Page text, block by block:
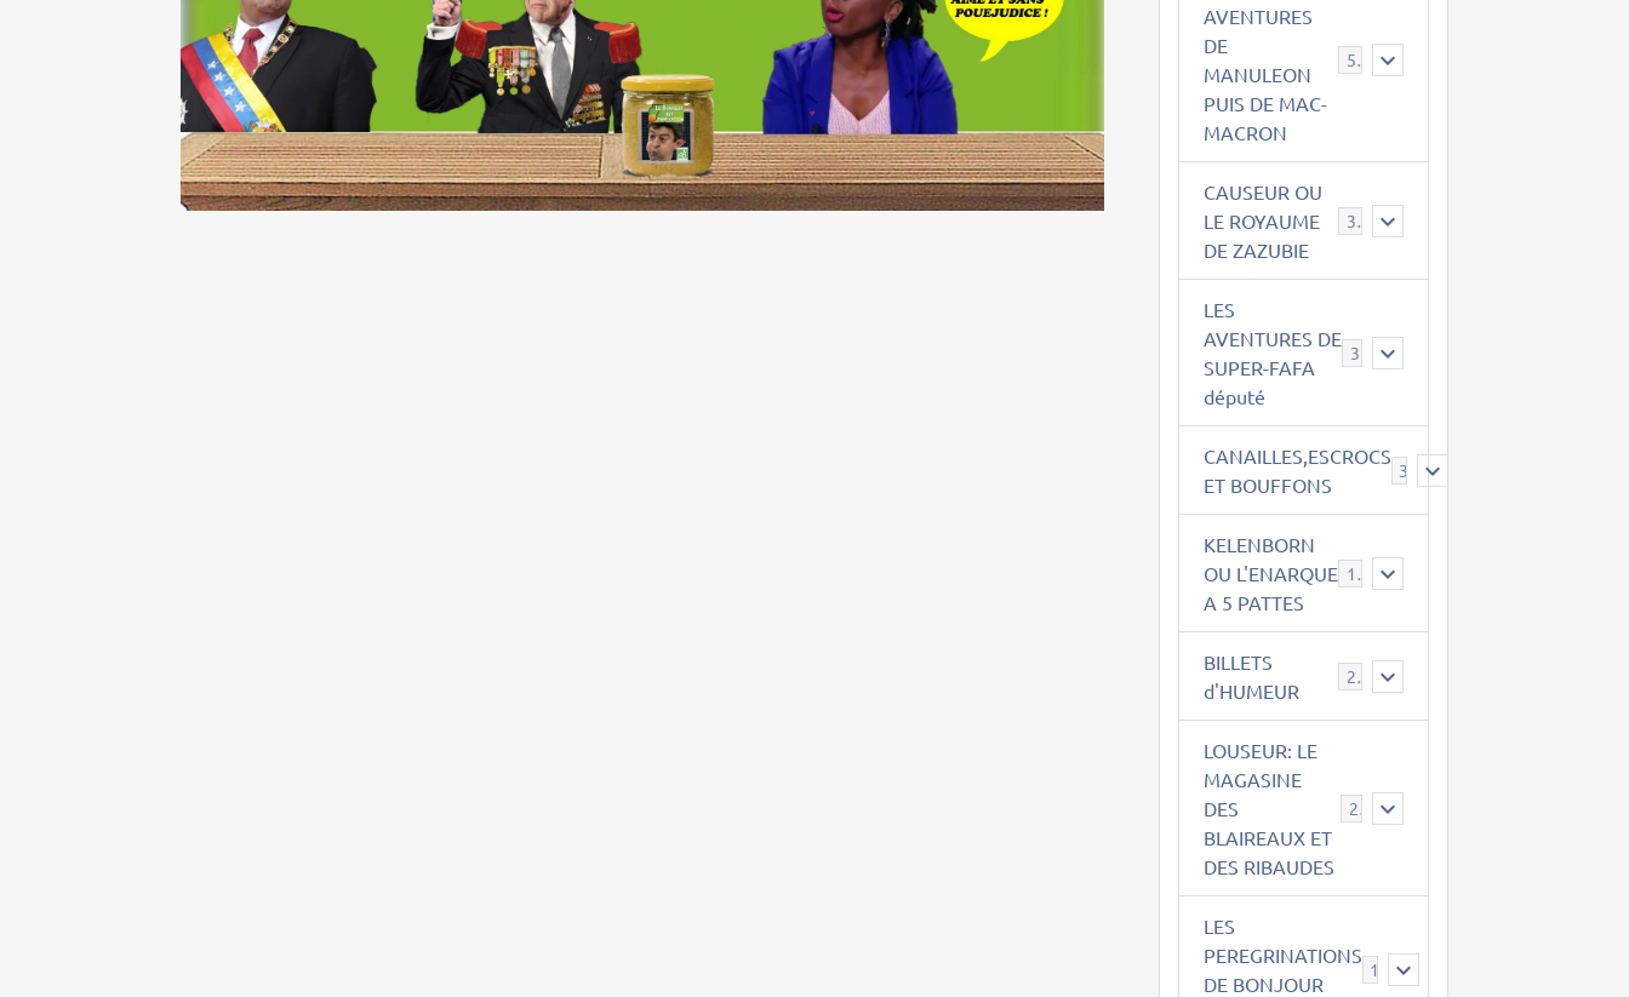
AVENTURES
DE
MANULEON
PUIS DE MAC-
MACRON
543
CAUSEUR OU
LE ROYAUME
DE ZAZUBIE
38
LES
AVENTURES DE
SUPER-FAFA
député
CANAILLES,ESCROCS
ET BOUFFONS
385
KELENBORN
OU L'ENARQUE
A 5 PATTES
14
BILLETS
d'HUMEUR
2
LOUSEUR: LE
MAGASINE
DES
BLAIREAUX ET
DES RIBAUDES
21
LES
PEREGRINATIONS
DE BONJOUR
14